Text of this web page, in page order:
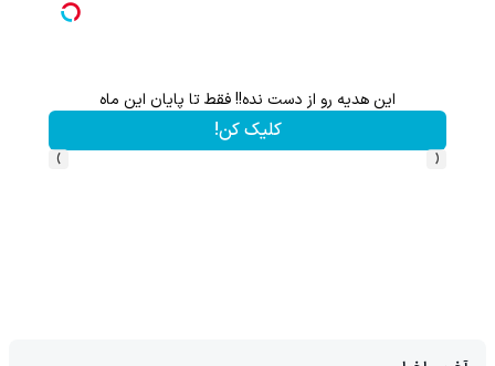
این هدیه رو از دست نده!! فقط تا پایان این ماه
کلیک کن!
‹
›